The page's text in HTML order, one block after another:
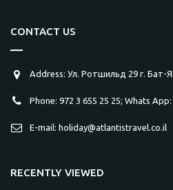
CONTACT US
Address: Ул. Ротшильд 29 г. Бат-
Phone: 972 3 655 25 25; Whats
E-mail: holiday@atlantistravel.co.il
RECENTLY VIEWED